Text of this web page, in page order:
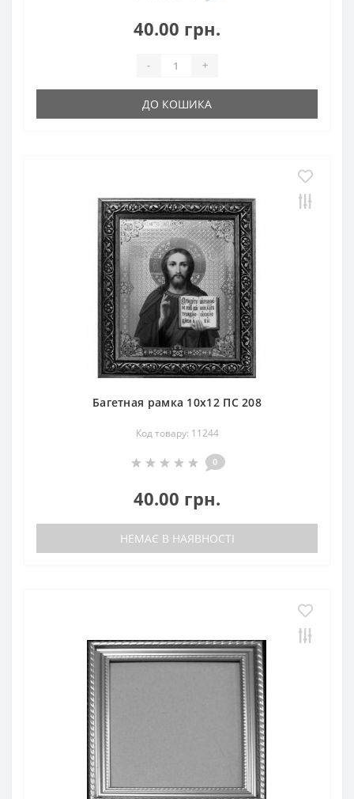
40.00 грн.
- +
ДО КОШИКА
Багетная рамка 10х12 ПС 208
Код товару: 11244
0
40.00 грн.
НЕМАЄ В НАЯВНОСТІ